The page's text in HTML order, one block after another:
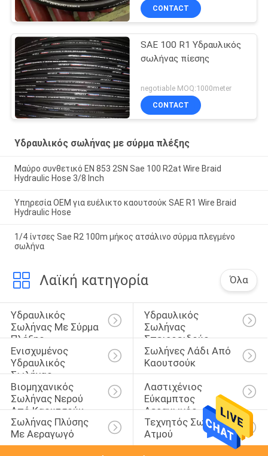
CONTACT
SAE 100 R1 Υδραυλικός
σωλήνας πίεσης
negotiable MOQ:1000meter
CONTACT
Υδραυλικός σωλήνας με σύρμα πλέξης
Μαύρο συνθετικό EN 853 2SN Sae 100 R2at Wire Braid
Hydraulic Hose 3/8 Inch
Υπηρεσία OEM για ευέλικτο καουτσούκ SAE R1 Wire Braid
Hydraulic Hose
1/4 ίντσες Sae R2 100m μήκος ατσάλινο σύρμα πλεγμένο
σωλήνα
Λαϊκή κατηγορία Όλα
Υδραυλικός
Σωλήνας Με Σύρμα
Πλέξης
Υδραυλικός
Σωλήνας
Σπειροειδούς
Καλωδίου
Ενισχυμένος
Υδραυλικός
Σωλήνας
Σωλήνες Λάδι Από
Καουτσούκ
Βιομηχανικός
Σωλήνας Νερού
Από Καουτσούκ
Λαστιχένιος
Εύκαμπτος
Αεραγωγός
Σωλήνας Πλύσης
Με Αεραγωγό
Τεχνητός Σωλήνας
Ατμού